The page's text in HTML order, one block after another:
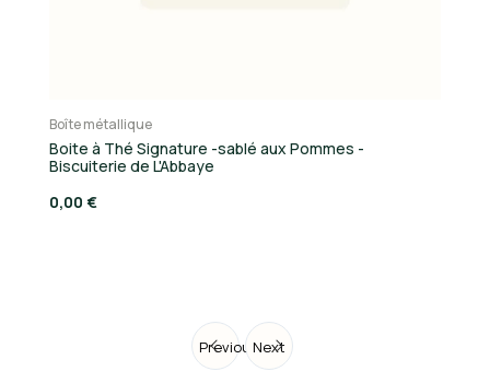
Previous
Boîte métallique
Boite à Thé Signature -sablé aux Pommes -
Biscuiterie de L'Abbaye
0,00 €
Next